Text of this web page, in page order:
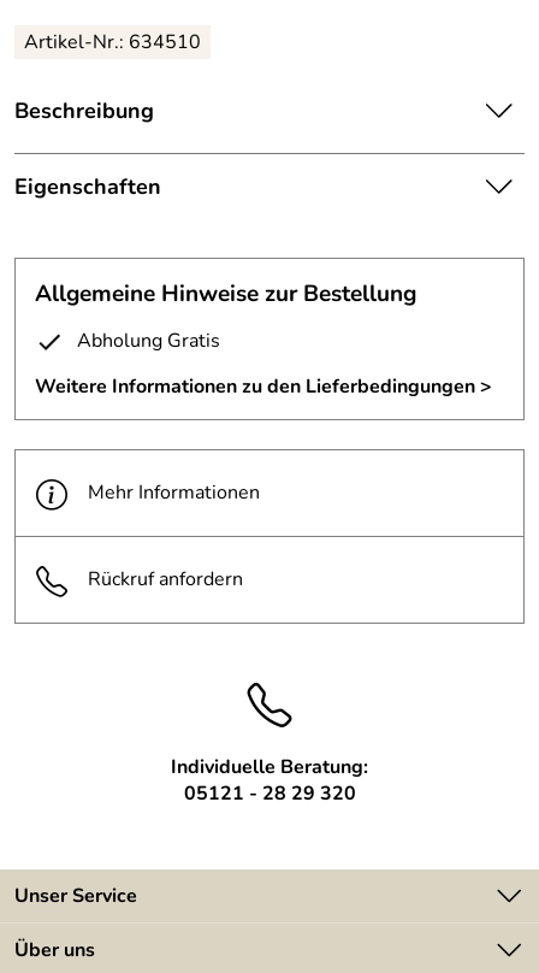
Artikel-Nr.: 634510
Beschreibung
Durchmesser der Schale 41,5 cm und Höhe 6 cm.
Aus 3 Stahldraht geschweißt und übergeschmiedet.
Eigenschaften
Material:
3mm Stahldraht
Oberfläche:
farblos lackiert
Durchmesser:
41,5 cm
Allgemeine Hinweise zur Bestellung
Abholung Gratis
Weitere Informationen zu den Lieferbedingungen >
Mehr Informationen
Rückruf anfordern
Individuelle Beratung:
05121 - 28 29 320
Unser Service
Kontakt
Über uns